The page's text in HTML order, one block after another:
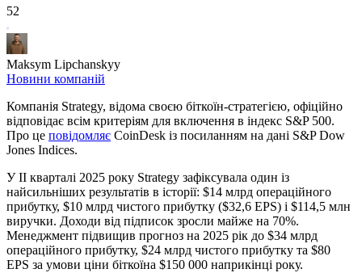
52
Maksym Lipchanskyy
Новини компаній
Компанія Strategy, відома своєю біткоїн-стратегією, офіційно
відповідає всім критеріям для включення в індекс S&P 500.
Про це повідомляє CoinDesk із посиланням на дані S&P Dow
Jones Indices.
У II кварталі 2025 року Strategy зафіксувала один із
найсильніших результатів в історії: $14 млрд операційного
прибутку, $10 млрд чистого прибутку ($32,6 EPS) і $114,5 млн
виручки. Доходи від підписок зросли майже на 70%.
Менеджмент підвищив прогноз на 2025 рік до $34 млрд
операційного прибутку, $24 млрд чистого прибутку та $80
EPS за умови ціни біткоїна $150 000 наприкінці року.